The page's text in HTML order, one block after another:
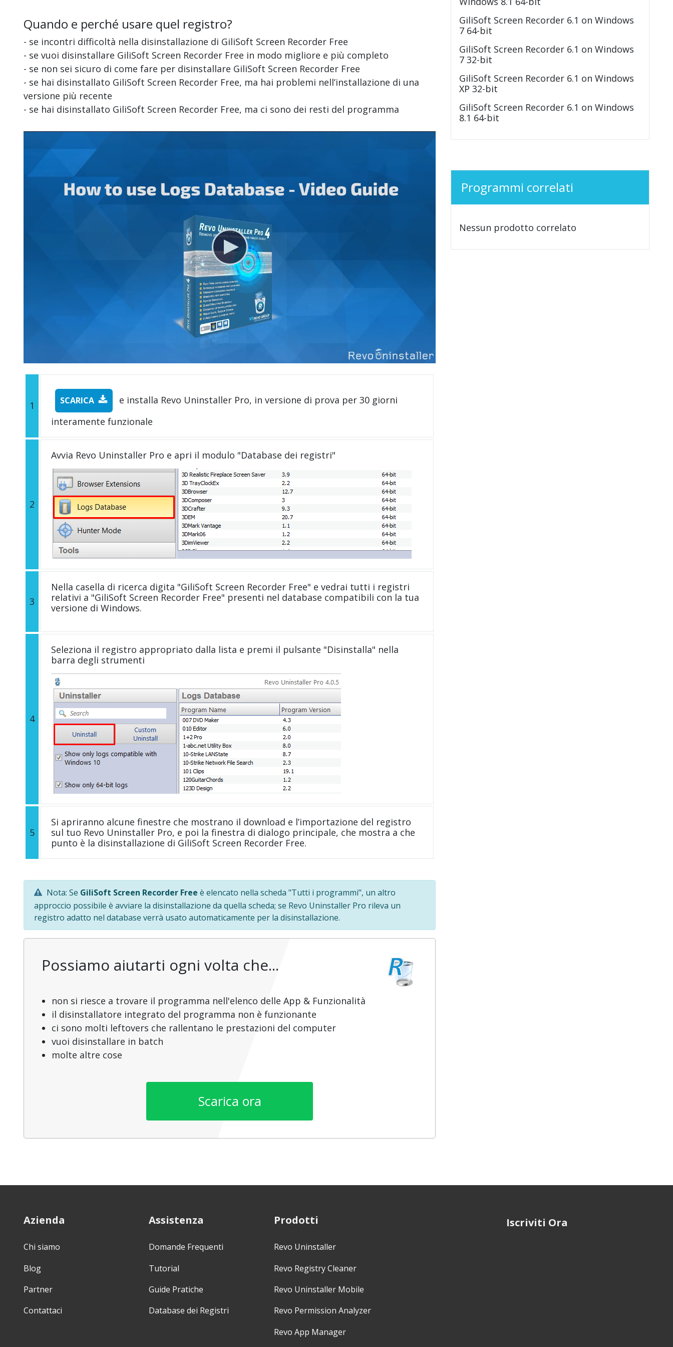
Quando e perché usare quel registro?
- se incontri difficoltà nella disinstallazione di GiliSoft Screen Recorder Free
- se vuoi disinstallare GiliSoft Screen Recorder Free in modo migliore e più completo
- se non sei sicuro di come fare per disinstallare GiliSoft Screen Recorder Free
- se hai disinstallato GiliSoft Screen Recorder Free, ma hai problemi nell’installazione di una
versione più recente
- se hai disinstallato GiliSoft Screen Recorder Free, ma ci sono dei resti del programma
1 SCARICA
e installa Revo Uninstaller Pro, in versione di prova per 30 giorni
interamente funzionale
2
Avvia Revo Uninstaller Pro e apri il modulo "Database dei registri"
3
Nella casella di ricerca digita "GiliSoft Screen Recorder Free" e vedrai tutti i registri
relativi a "GiliSoft Screen Recorder Free" presenti nel database compatibili con la tua
versione di Windows.
4
Seleziona il registro appropriato dalla lista e premi il pulsante "Disinstalla" nella
barra degli strumenti
5
Si apriranno alcune finestre che mostrano il download e l’importazione del registro
sul tuo Revo Uninstaller Pro, e poi la finestra di dialogo principale, che mostra a che
punto è la disinstallazione di GiliSoft Screen Recorder Free.
Nota: Se GiliSoft Screen Recorder Free è elencato nella scheda "Tutti i programmi", un altro
approccio possibile è avviare la disinstallazione da quella scheda; se Revo Uninstaller Pro rileva un
registro adatto nel database verrà usato automaticamente per la disinstallazione.
Possiamo aiutarti ogni volta che...
non si riesce a trovare il programma nell'elenco delle App & Funzionalità
il disinstallatore integrato del programma non è funzionante
ci sono molti leftovers che rallentano le prestazioni del computer
vuoi disinstallare in batch
molte altre cose
Scarica ora
GiliSoft Screen Recorder 6.1 on Windows
7 64-bit
GiliSoft Screen Recorder 6.1 on Windows
7 32-bit
GiliSoft Screen Recorder 6.1 on Windows
XP 32-bit
GiliSoft Screen Recorder 6.1 on Windows
8.1 64-bit
Programmi correlati
Nessun prodotto correlato
Azienda
Chi siamo
Blog
Partner
Contattaci
Assistenza
Domande Frequenti
Tutorial
Guide Pratiche
Database dei Registri
Prodotti
Revo Uninstaller
Revo Registry Cleaner
Revo Uninstaller Mobile
Revo Permission Analyzer
Revo App Manager
Iscriviti Ora